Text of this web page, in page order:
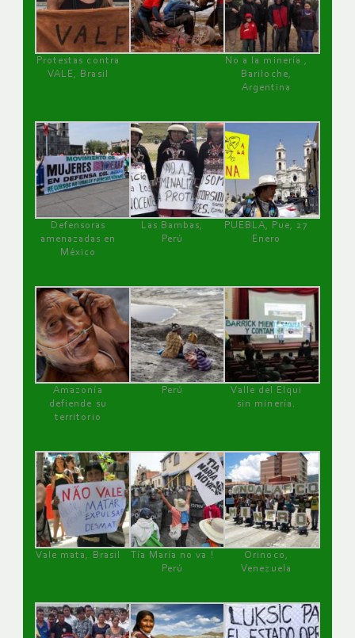
Protestas contra
VALE, Brasil
No a la minería ,
Bariloche,
Argentina
Defensoras
amenazadas en
México
Las Bambas,
Perú
PUEBLA, Pue, 27
Enero
Amazonía
defiende su
territorio
Perú
Valle del Elqui
sin minería.
Vale mata, Brasil
Tía María no va !
Perú
Orinoco,
Venezuela